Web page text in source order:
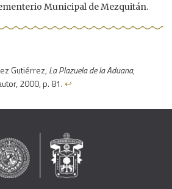
Municipal de Mezquitán.
Gutiérrez,La Plazuela de la Aduana,
2000, p. 81.↩︎